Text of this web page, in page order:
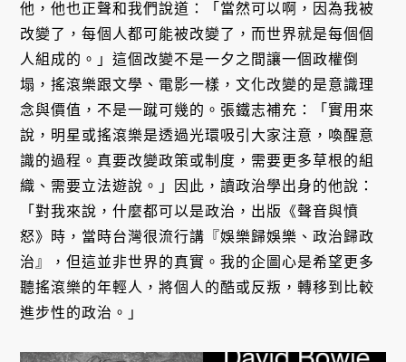
他，他也正聲和我們說道：「當然可以啊，因為我被
改變了，每個人都可能被改變了，而世界就是每個個
人組成的。」這個改變不是一夕之間讓一個政權倒
塌，搖滾樂跟文學、電影一樣，文化改變的是意識理
念與價值，不是一蹴可幾的。張鐵志補充：「實用來
說，明星或搖滾樂是透過光環吸引大家注意，喚醒意
識的過程。真要改變政策或制度，需要更多草根的組
織、需要立法遊說。」因此，讀政治學出身的他說：
「對我來說，什麼都可以是政治，出版《聲音與憤
怒》時，當時台灣很流行講『娛樂歸娛樂、政治歸政
治』，但這並非世界的真實。我的企圖心是希望更多
聽搖滾樂的年輕人，將個人的酷或反叛，轉移到比較
進步性的政治。」